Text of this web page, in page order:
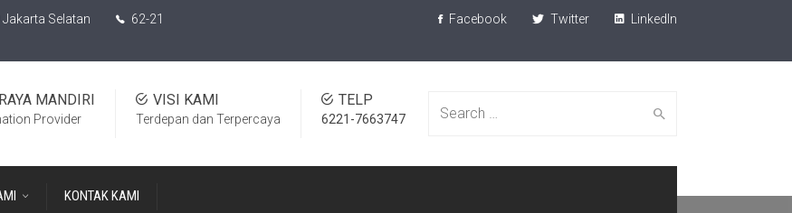
Selatan
62-21
Facebook Twitter LinkedIn
Search
TELP
6221-7663747
VISI KAMI
Terdepan dan Terpercaya
MANDIRI
Provider
KONTAK KAMI